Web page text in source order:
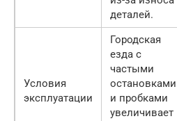
деталей.
Условия
эксплуатации
Городская
езда с
частыми
остановками
и пробками
увеличивает